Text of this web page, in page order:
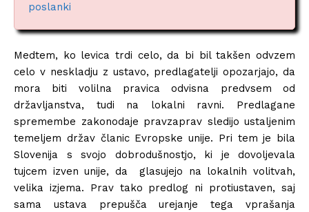
poslanki
Medtem, ko levica trdi celo, da bi bil takšen odvzem
celo v neskladju z ustavo, predlagatelji opozarjajo, da
mora biti volilna pravica odvisna predvsem od
državljanstva, tudi na lokalni ravni. Predlagane
spremembe zakonodaje pravzaprav sledijo ustaljenim
temeljem držav članic Evropske unije. Pri tem je bila
Slovenija s svojo dobrodušnostjo, ki je dovoljevala
tujcem izven unije, da glasujejo na lokalnih volitvah,
velika izjema. Prav tako predlog ni protiustaven, saj
sama ustava prepušča urejanje tega vprašanja